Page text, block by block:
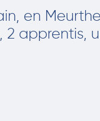
en
2 apprentis,